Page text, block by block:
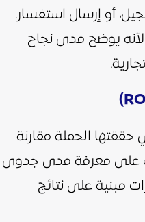
أو إرسال استفسار.
يوضح مدى نجاح
حققتها الحملة مقارنة
على معرفة مدى جدوى
مبنية على نتائج